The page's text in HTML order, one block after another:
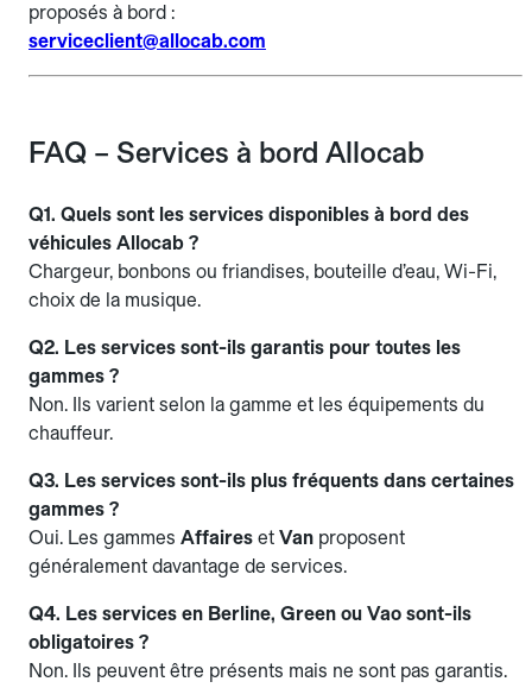
proposés à bord :
serviceclient@allocab.com
FAQ – Services à bord Allocab
Q1. Quels sont les services disponibles à bord des
véhicules Allocab ?
Chargeur, bonbons ou friandises, bouteille d’eau, Wi-Fi,
choix de la musique.
Q2. Les services sont-ils garantis pour toutes les
gammes ?
Non. Ils varient selon la gamme et les équipements du
chauffeur.
Q3. Les services sont-ils plus fréquents dans certaines
gammes ?
Oui. Les gammes Affaires et Van proposent
généralement davantage de services.
Q4. Les services en Berline, Green ou Vao sont-ils
obligatoires ?
Non. Ils peuvent être présents mais ne sont pas garantis.